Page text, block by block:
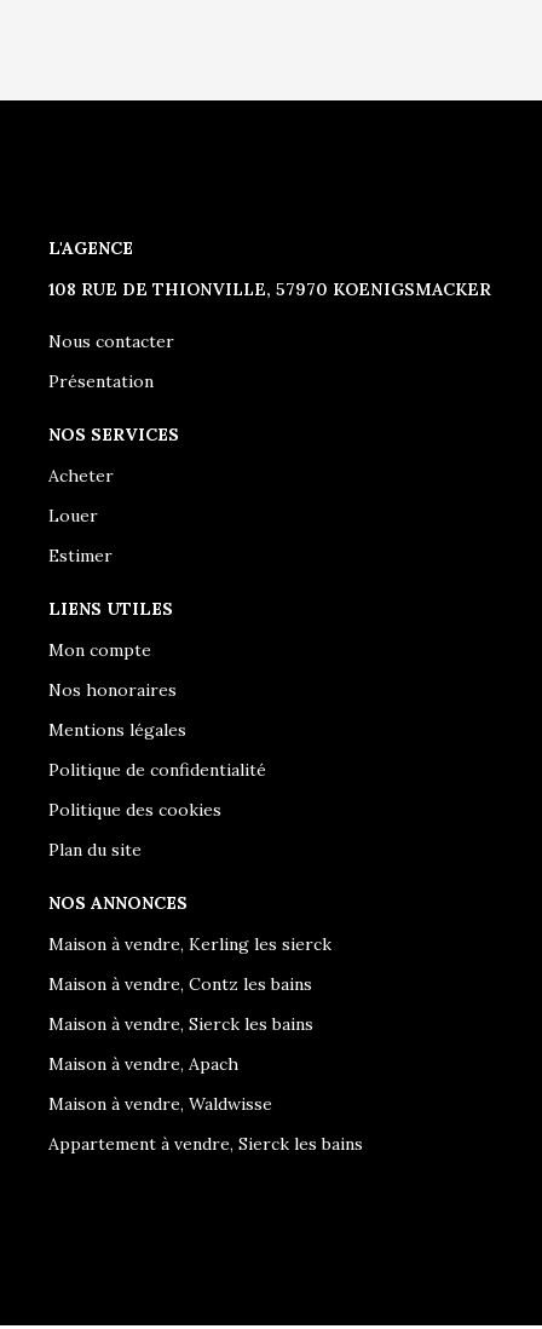
L'AGENCE
108 RUE DE THIONVILLE, 57970 KOENIGSMACKER
Nous contacter
Présentation
NOS SERVICES
Acheter
Louer
Estimer
LIENS UTILES
Mon compte
Nos honoraires
Mentions légales
Politique de confidentialité
Politique des cookies
Plan du site
NOS ANNONCES
Maison à vendre, Kerling les sierck
Maison à vendre, Contz les bains
Maison à vendre, Sierck les bains
Maison à vendre, Apach
Maison à vendre, Waldwisse
Appartement à vendre, Sierck les bains